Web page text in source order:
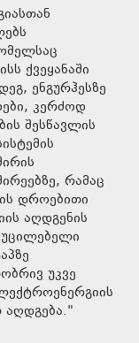
ქვეყანაში
ენგურჰესზე
კერძოდ
შესწავლის
რამაც
დროებითი
აღდგენის
უკვე
აღდგება."